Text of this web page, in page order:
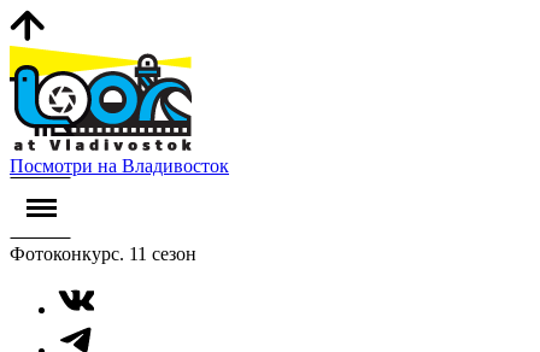
Посмотри на Владивосток
Фотоконкурс. 11 сезон